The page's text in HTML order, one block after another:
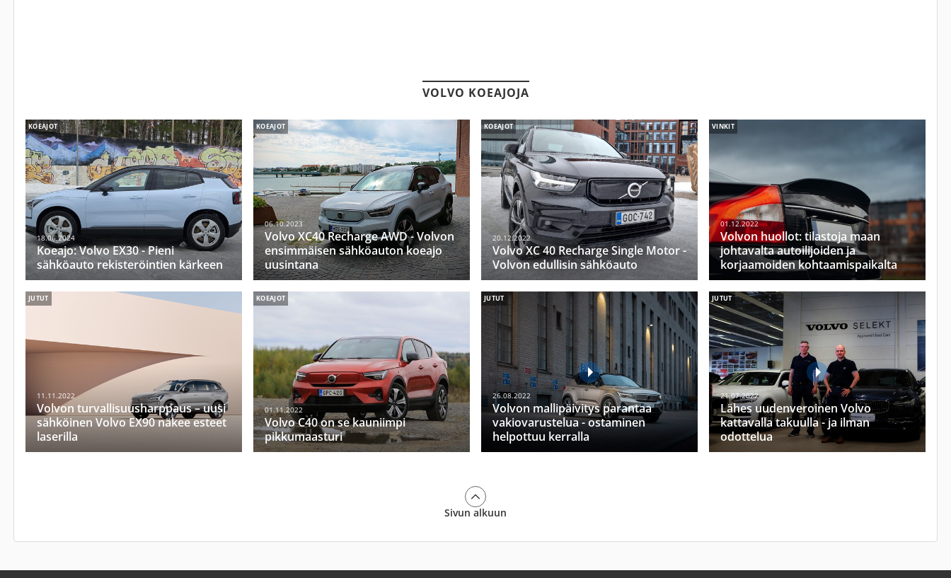
VOLVO KOEAJOJA
KOEAJOT
18.06.2024
Koeajo: Volvo EX30 - Pieni
sähköauto rekisteröintien kärkeen
KOEAJOT
06.10.2023
Volvo XC40 Recharge AWD - Volvon
ensimmäisen sähköauton koeajo
uusintana
KOEAJOT
20.12.2022
Volvo XC 40 Recharge Single Motor -
Volvon edullisin sähköauto
VINKIT
01.12.2022
Volvon huollot: tilastoja maan
johtavalta autoilijoiden ja
korjaamoiden kohtaamispaikalta
JUTUT
11.11.2022
Volvon turvallisuusharppaus – uusi
sähköinen Volvo EX90 näkee esteet
laserilla
KOEAJOT
01.11.2022
Volvo C40 on se kauniimpi
pikkumaasturi
JUTUT
26.08.2022
Volvon mallipäivitys parantaa
vakiovarustelua - ostaminen
helpottuu kerralla
JUTUT
21.07.2022
Lähes uudenveroinen Volvo
kattavalla takuulla - ja ilman
odottelua
Sivun alkuun